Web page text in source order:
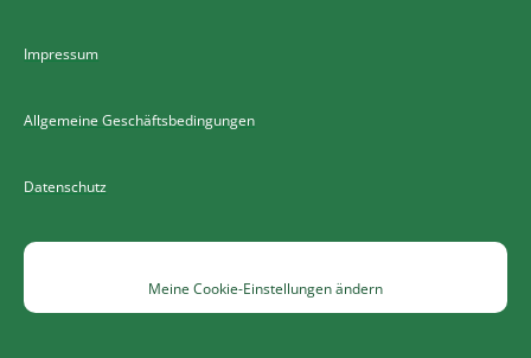
Impressum
Allgemeine Geschäftsbedingungen
Datenschutz
Meine Cookie-Einstellungen ändern